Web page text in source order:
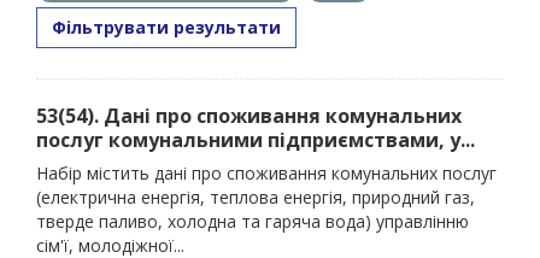
Фільтрувати результати
53(54). Дані про споживання комунальних
послуг комунальними підприємствами, у...
Набір містить дані про споживання комунальних послуг
(електрична енергія, теплова енергія, природний газ,
тверде паливо, холодна та гаряча вода) управлінню
сім'ї, молодіжної...